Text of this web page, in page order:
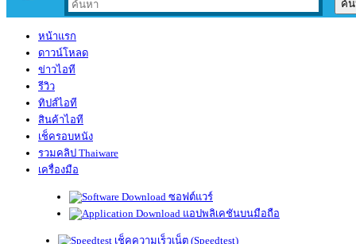
หน้าแรก
ดาวน์โหลด
ข่าวไอที
รีวิว
ทิปส์ไอที
สินค้าไอที
เช็ครอบหนัง
รวมคลิป Thaiware
เครื่องมือ
ซอฟต์แวร์
แอปพลิเคชันบนมือถือ
เช็คความเร็วเน็ต (Speedtest)